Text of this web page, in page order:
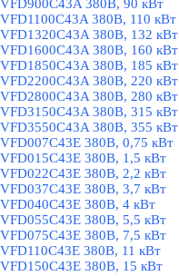
VFD900C43A 380В, 90 кВт
VFD1100C43A 380В, 110 кВт
VFD1320C43A 380В, 132 кВт
VFD1600C43A 380В, 160 кВт
VFD1850C43A 380В, 185 кВт
VFD2200C43A 380В, 220 кВт
VFD2800C43A 380В, 280 кВт
VFD3150C43A 380В, 315 кВт
VFD3550C43A 380В, 355 кВт
VFD007C43E 380В, 0,75 кВт
VFD015C43E 380В, 1,5 кВт
VFD022C43E 380В, 2,2 кВт
VFD037C43E 380В, 3,7 кВт
VFD040C43E 380В, 4 кВт
VFD055C43E 380В, 5,5 кВт
VFD075C43E 380В, 7,5 кВт
VFD110C43E 380В, 11 кВт
VFD150C43E 380В, 15 кВт